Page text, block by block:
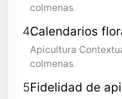
colmenas
Calendarios
Apicultura
colmenas
Fidelidad de